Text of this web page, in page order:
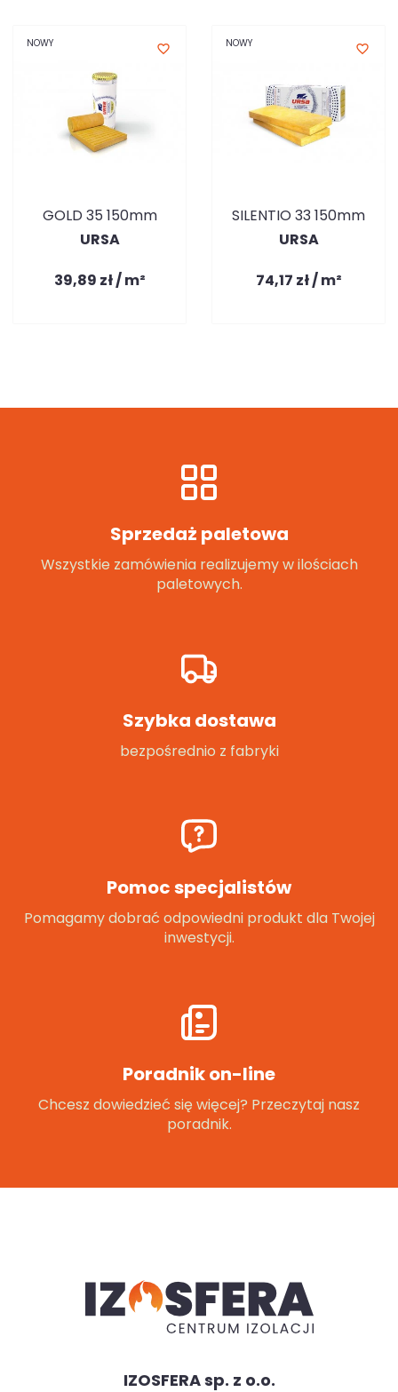
NOWY favorite_border
GOLD 35 150mm
URSA
39,89 zł / m²
NOWY favorite_border
SILENTIO 33 150mm
URSA
74,17 zł / m²
Sprzedaż paletowa
Wszystkie zamówienia realizujemy w ilościach
paletowych.
Szybka dostawa
bezpośrednio z fabryki
Pomoc specjalistów
Pomagamy dobrać odpowiedni produkt dla Twojej
inwestycji.
Poradnik on-line
Chcesz dowiedzieć się więcej? Przeczytaj nasz
poradnik.
IZOSFERA sp. z o.o.